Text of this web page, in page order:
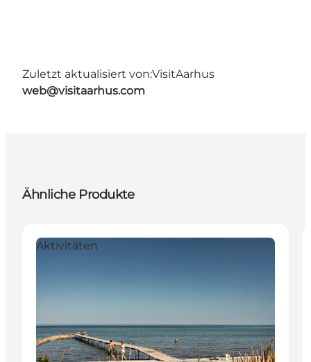
Zuletzt aktualisiert von:VisitAarhus
web@visitaarhus.com
Ähnliche Produkte
Aktivitäten